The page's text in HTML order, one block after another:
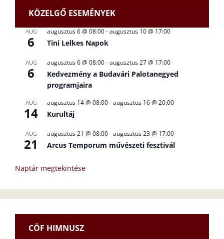
KÖZELGŐ ESEMÉNYEK
AUG
6
augusztus 6 @ 08:00-augusztus 10 @ 17:00
Tini Lelkes Napok
AUG
6
augusztus 6 @ 08:00-augusztus 27 @ 17:00
Kedvezmény a Budavári Palotanegyed
programjaira
AUG
14
augusztus 14 @ 08:00-augusztus 16 @ 20:00
Kurultáj
AUG
21
augusztus 21 @ 08:00-augusztus 23 @ 17:00
Arcus Temporum művészeti fesztivál
Naptár megtekintése
CÖF HIMNUSZ